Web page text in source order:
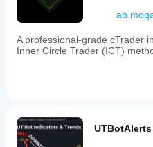
A professional-grade cTrader
Inner Circle Trader (ICT)
UTBotAlerts